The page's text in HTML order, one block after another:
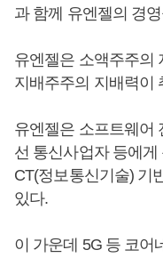
과 함께 유엔젤의 경
유엔젤은 소액주주의
지배주주의 지배력이
유엔젤은 소프트웨어
선 통신사업자 등에게
CT(정보통신기술) 기
있다.
이 가운데 5G 등 코어